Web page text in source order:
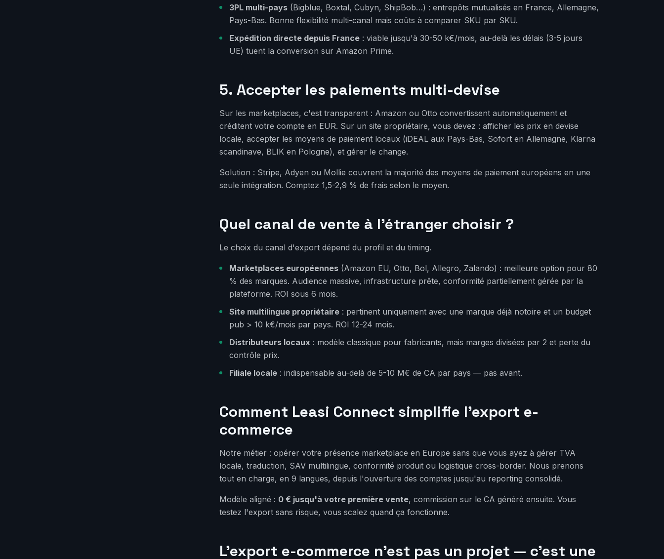
3PL multi-pays (Bigblue, Boxtal, Cubyn, ShipBob…) : entrepôts mutualisés en France, Allemagne,
Pays-Bas. Bonne flexibilité multi-canal mais coûts à comparer SKU par SKU.
Expédition directe depuis France : viable jusqu'à 30-50 k€/mois, au-delà les délais (3-5 jours
UE) tuent la conversion sur Amazon Prime.
5. Accepter les paiements multi-devise
Sur les marketplaces, c'est transparent : Amazon ou Otto convertissent automatiquement et
créditent votre compte en EUR. Sur un site propriétaire, vous devez : afficher les prix en devise
locale, accepter les moyens de paiement locaux (iDEAL aux Pays-Bas, Sofort en Allemagne, Klarna
scandinave, BLIK en Pologne), et gérer le change.
Solution : Stripe, Adyen ou Mollie couvrent la majorité des moyens de paiement européens en une
seule intégration. Comptez 1,5-2,9 % de frais selon le moyen.
Quel canal de vente à l'étranger choisir ?
Le choix du canal d'export dépend du profil et du timing.
Marketplaces européennes (Amazon EU, Otto, Bol, Allegro, Zalando) : meilleure option pour 80
% des marques. Audience massive, infrastructure prête, conformité partiellement gérée par la
plateforme. ROI sous 6 mois.
Site multilingue propriétaire : pertinent uniquement avec une marque déjà notoire et un budget
pub > 10 k€/mois par pays. ROI 12-24 mois.
Distributeurs locaux : modèle classique pour fabricants, mais marges divisées par 2 et perte du
contrôle prix.
Filiale locale : indispensable au-delà de 5-10 M€ de CA par pays — pas avant.
Comment Leasi Connect simplifie l'export e-
commerce
Notre métier : opérer votre présence marketplace en Europe sans que vous ayez à gérer TVA
locale, traduction, SAV multilingue, conformité produit ou logistique cross-border. Nous prenons
tout en charge, en 9 langues, depuis l'ouverture des comptes jusqu'au reporting consolidé.
Modèle aligné : 0 € jusqu'à votre première vente, commission sur le CA généré ensuite. Vous
testez l'export sans risque, vous scalez quand ça fonctionne.
L'export e-commerce n'est pas un projet — c'est une